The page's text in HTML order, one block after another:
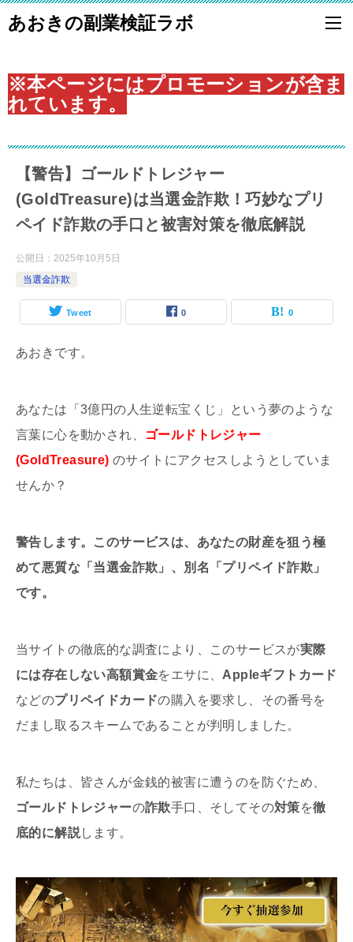
あおきの副業検証ラボ
※本ページにはプロモーションが含ま
れています。
【警告】ゴールドトレジャー
(GoldTreasure)は当選金詐欺！巧妙なプリ
ペイド詐欺の手口と被害対策を徹底解説
公開日： 2025年10月5日
当選金詐欺
Tweet 0 0
あおきです。
あなたは「3億円の人生逆転宝くじ」という夢のような
言葉に心を動かされ、
ゴールドトレジャー
(GoldTreasure) のサイトにアクセスしようとしていま
せんか？
警告します。このサービスは、あなたの財産を狙う極
めて悪質な「当選金詐欺」、別名「プリペイド詐欺」
です。
当サイトの徹底的な調査により、このサービスが実際
には存在しない高額賞金をエサに、 Appleギフトカード
などのプリペイドカードの購入を要求し、その番号を
だまし取るスキームであることが判明しました。
私たちは、皆さんが金銭的被害に遭うのを防ぐため、
ゴールドトレジャーの詐欺手口、そしてその対策を徹
底的に解説します。